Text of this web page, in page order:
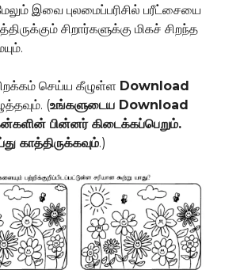
இவை புலமைப்பரிசில் பரீட்சையை
சிறார்களுக்கு மிகச் சிறந்த
செய்ய கீழுள்ள Download
(உங்களுடைய Download
பின்னர் கிடைக்கப்பெறும்.
காத்திருக்கவும்.)